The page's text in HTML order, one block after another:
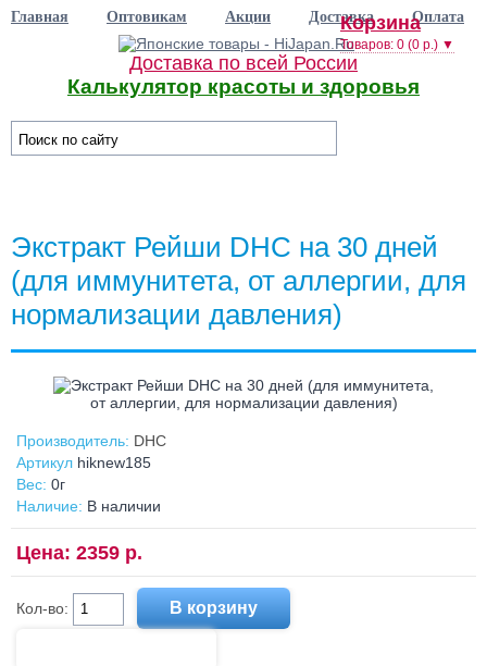
Главная Оптовикам Акции Доставка Оплата
Доставка по всей России
Корзина
Товаров: 0 (0 р.) ▼
Калькулятор красоты и здоровья
Экстракт Рейши DHC на 30 дней
(для иммунитета, от аллергии, для
нормализации давления)
Производитель: DHC
Артикул hiknew185
Вес: 0г
Наличие: В наличии
Цена: 2359 р.
Кол-во: